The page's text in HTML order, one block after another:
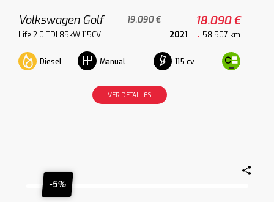
Volkswagen Golf 19.090 € 18.090 €
Life 2.0 TDI 85kW 115CV 2021 58.507 km
Diesel Manual 115 cv
VER DETALLES
-5%